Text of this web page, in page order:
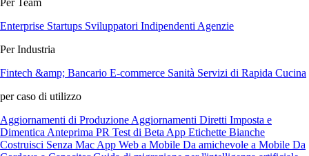
Per Team
Enterprise Startups Sviluppatori Indipendenti Agenzie
Per Industria
Fintech &amp; Bancario E-commerce Sanità Servizi di Rapida Cucina
per caso di utilizzo
Aggiornamenti di Produzione Aggiornamenti Diretti Imposta e
Dimentica Anteprima PR Test di Beta App Etichette Bianche
Costruisci Senza Mac App Web a Mobile Da amichevole a Mobile Da